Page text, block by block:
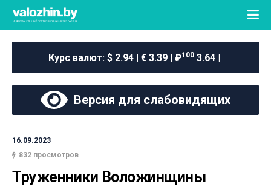
Курс валют: $ 2.94 | € 3.39 | ₽100 3.64 |
Версия для слабовидящих
16.09.2023
832 просмотров
Труженники Воложинщины